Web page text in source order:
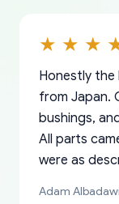
Honestly
from Japan.
bushings,
All parts
were as
Adam Albadawi